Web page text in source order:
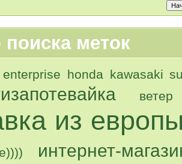
меток
enterprise honda kawasaki
ветер
из
интернет-